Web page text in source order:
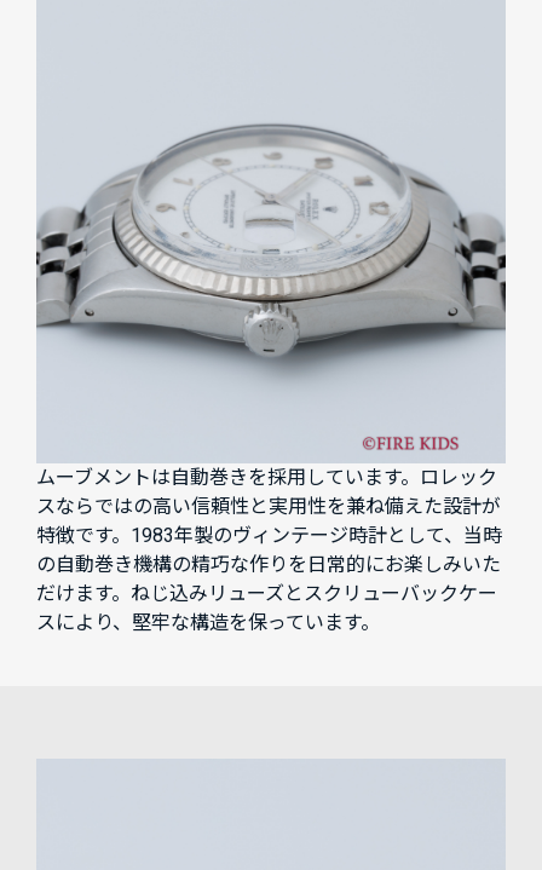
ムーブメントは自動巻きを採用しています。ロレック
スならではの高い信頼性と実用性を兼ね備えた設計が
特徴です。1983年製のヴィンテージ時計として、当時
の自動巻き機構の精巧な作りを日常的にお楽しみいた
だけます。ねじ込みリューズとスクリューバックケー
スにより、堅牢な構造を保っています。